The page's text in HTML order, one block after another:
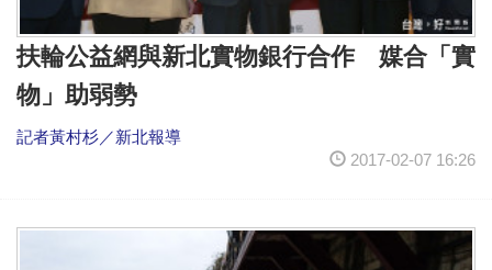
扶輪公益網與新北實物銀行合作 媒合「實
物」助弱勢
記者黃村杉／新北報導
2017-02-07 16:26